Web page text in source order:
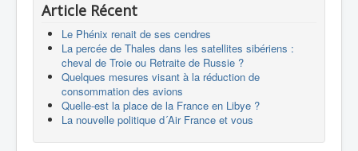
Article Récent
Le Phénix renait de ses cendres
La percée de Thales dans les satellites sibériens :
cheval de Troie ou Retraite de Russie ?
Quelques mesures visant à la réduction de
consommation des avions
Quelle-est la place de la France en Libye ?
La nouvelle politique d´Air France et vous